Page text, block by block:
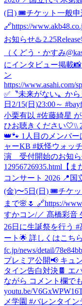
(日) 🎟️チケット一般申
🔗https://
お知らせ♨️
（くどう・かすみ
にインタビュー掲載
ン
https://www.asahi.com/
✅〝未来がない〟から
日2/15(日)23:00～
小栗有以 #佐藤綺星
ひお聴きください🤍\\
👑🐾 1人目のメンバ
ャーKB #妖怪ウォッチ
演 受付開始のお知ら
12956726935.html 【
コンサート 2026 📍
(金)〜5日(日) 🎟️チケッ
まで🌸🌷 🔗https://
すかコン/／ 髙橋彩音
26日に生誕祭を行う
ート🌟 詳しくはこち
fc.jp/news/detail/
プレミア公開📢 キュ
タイン告白対決🍫 エ
ながら コメント欄で
youtu.be/
メ学園 #バレンタイ